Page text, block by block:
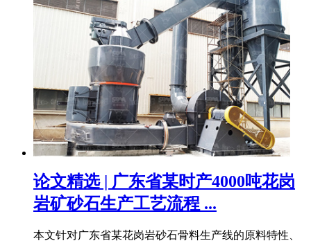
论文精选 | 广东省某时产4000吨花岗
岩矿砂石生产工艺流程 ...
本文针对广东省某花岗岩砂石骨料生产线的原料特性、